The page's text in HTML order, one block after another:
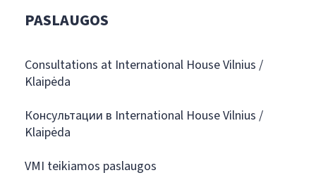
PASLAUGOS
Consultations at International House Vilnius /
Klaipėda
Консультации в International House Vilnius /
Klaipėda
VMI teikiamos paslaugos